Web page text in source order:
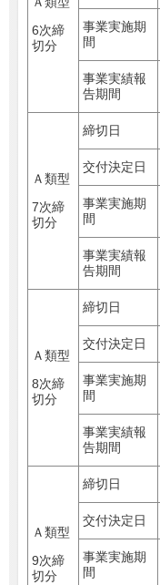
6次締
切分
事業実施期
間
事業実績報
告期間
Ａ類型
7次締
切分
締切日
交付決定日
事業実施期
間
事業実績報
告期間
Ａ類型
8次締
切分
締切日
交付決定日
事業実施期
間
事業実績報
告期間
Ａ類型
9次締
切分
締切日
交付決定日
事業実施期
間